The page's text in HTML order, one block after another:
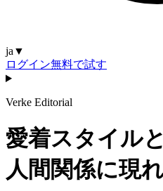
ja ▼
ログイン無料で試す
Verke Editorial
愛着スタイル
人間関係に現